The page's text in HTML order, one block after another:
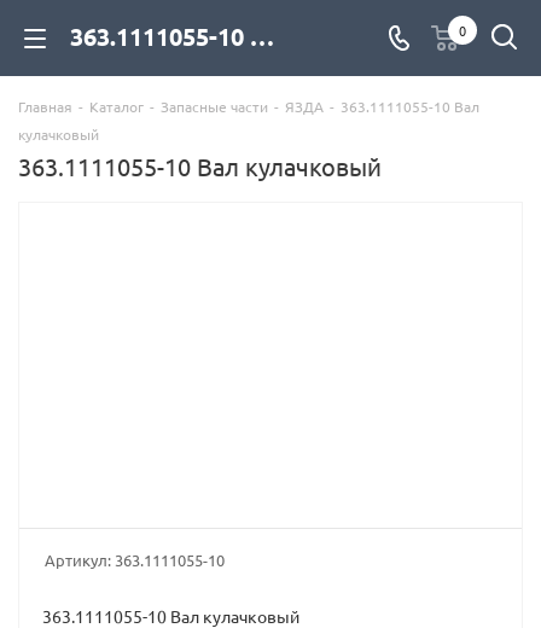
363.1111055-10 Вал кулачковый для дизельных двигателей купить со склада с доставкой по цене официального дилера - компания Дизель Экспорт 0
Главная - Каталог - Запасные части - ЯЗДА - 363.1111055-10 Вал
кулачковый
363.1111055-10 Вал кулачковый
Артикул: 363.1111055-10
363.1111055-10 Вал кулачковый